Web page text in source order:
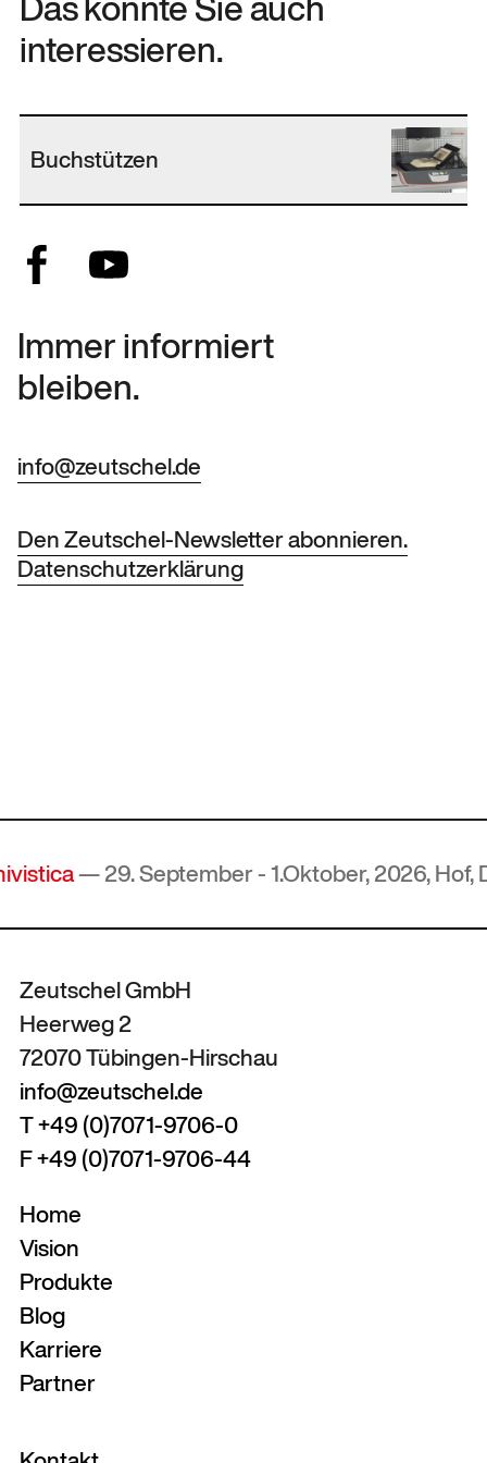
interessieren.
Buchstützen
Immer informiert
bleiben.
info@zeutschel.de
Den Zeutschel-Newsletter abonnieren.
Datenschutzerklärung
— 29. September - 1.Oktober, 2026, Hof,
Zeutschel GmbH
Heerweg 2
72070 Tübingen-Hirschau
info@zeutschel.de
T +49 (0)7071-9706-0
F +49 (0)7071-9706-44
Home
Vision
Produkte
Blog
Karriere
Partner